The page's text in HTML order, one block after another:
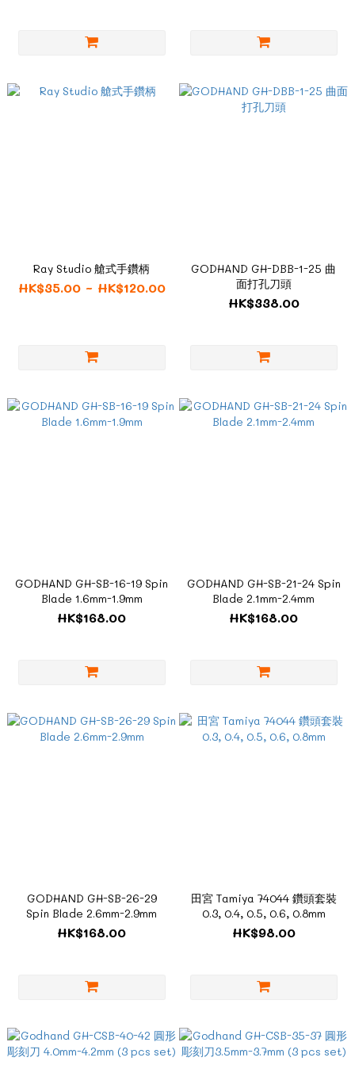
Ray Studio 艙式手鑽柄
HK$35.00 ~ HK$120.00
GODHAND GH-DBB-1-25 曲
面打孔刀頭
HK$338.00
GODHAND GH-SB-16-19 Spin
Blade 1.6mm-1.9mm
HK$168.00
GODHAND GH-SB-21-24 Spin
Blade 2.1mm-2.4mm
HK$168.00
GODHAND GH-SB-26-29
Spin Blade 2.6mm-2.9mm
HK$168.00
田宮 Tamiya 74044 鑽頭套裝
0.3, 0.4, 0.5, 0.6, 0.8mm
HK$98.00